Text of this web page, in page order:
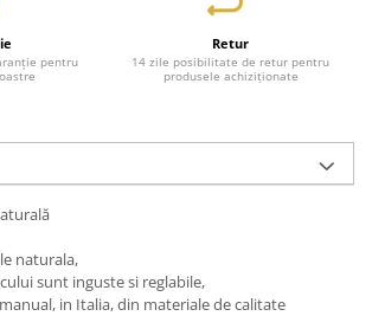
pentru
Retur
14 zile posibilitate de retur pentru
produsele achiziționate
naturala,
sunt inguste si reglabile,
in Italia, din materiale de calitate